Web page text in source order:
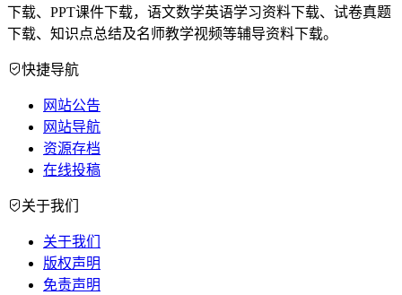
下载、PPT课件下载，语文数学英语学习资料下载、试卷真题
下载、知识点总结及名师教学视频等辅导资料下载。
快捷导航
网站公告
网站导航
资源存档
在线投稿
关于我们
关于我们
版权声明
免责声明